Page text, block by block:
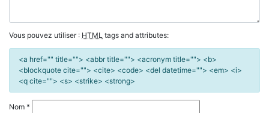
Vous pouvez utiliser : HTML tags and attributes:
<a href="" title=""> <abbr title=""> <acronym title=""> <b>
<blockquote cite=""> <cite> <code> <del datetime=""> <em> <i>
<q cite=""> <s> <strike> <strong>
Nom *